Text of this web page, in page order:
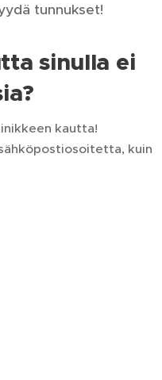
tunnukset!
sinulla ei
kautta!
kuin